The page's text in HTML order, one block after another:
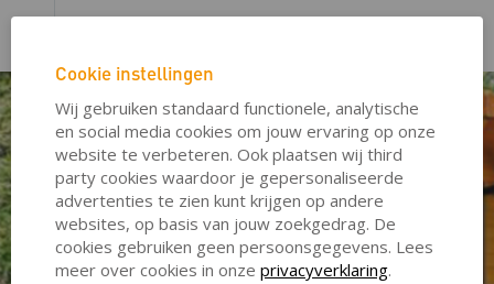
20%
50%
Cookie instellingen
Wij gebruiken standaard functionele, analytische
en social media cookies om jouw ervaring op onze
website te verbeteren. Ook plaatsen wij third
party cookies waardoor je gepersonaliseerde
advertenties te zien kunt krijgen op andere
websites, op basis van jouw zoekgedrag. De
cookies gebruiken geen persoonsgegevens. Lees
meer over cookies in onze privacyverklaring.